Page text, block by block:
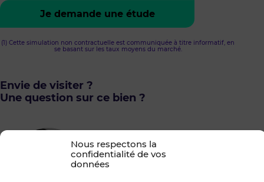
Nous respectons la
confidentialité de vos
données
Je demande une étude
(1) Cette simulation non contractuelle est communiquée à titre informatif, en
se basant sur les taux moyens du marché.
Envie de visiter ?
Une question sur ce bien ?
Votre interlocuteur